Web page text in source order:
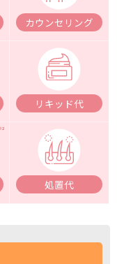
カウンセリング
リキッド代
処置代